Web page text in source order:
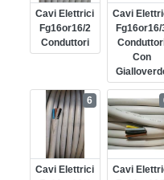
Cavi Elettrici
Fg16or16/2
Conduttori
Cavi
Fg16or16/
Con
Cavi Elettrici
6
Cavi